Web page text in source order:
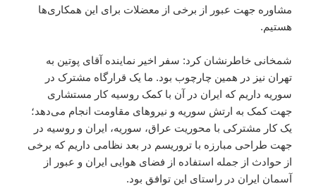
مشاوره جهت عبور از برخی از معضلات برای این همکاری‌ها
هستیم.
شمخانی خاطرنشان کرد: سفر اخیر نماینده آقای پوتین به
تهران نیز در همین چارچوب بود. ما یک قرارگاه مشترک در
سوریه داریم که ایران در آن با کمک روسیه کار مستشاری
جهت کمک به ارتش سوریه و نیروهای مقاومت انجام می‌دهد؛
یک کار مشترکی با محوریت عراق، سوریه، ایران و روسیه در
جهت طراحی مبارزه با تروریسم در بعد نظامی داریم که برخی
از حوادث از جمله استفاده از فضای هوایی ایران و عبور از
آسمان ایران در راستای این توافق بود.